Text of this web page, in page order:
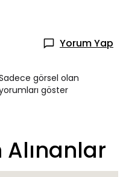
Yorum Yap
görsel olan
göster
Alınanlar